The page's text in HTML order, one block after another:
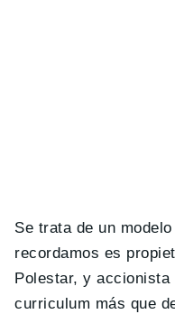
Se trata de un
recordamos es
Polestar, y
curriculum más que